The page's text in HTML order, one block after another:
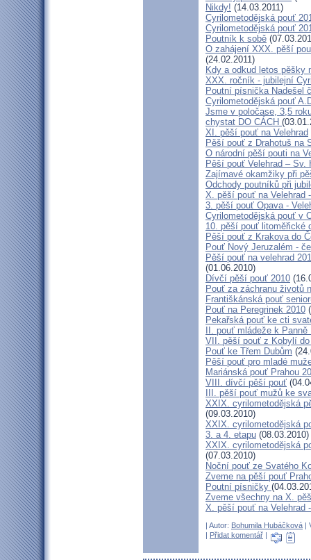
Nikdy! (14.03.2011)
Cyrilometodějská pouť
Cyrilometodějská pouť
Poutník k sobě
O zahájení XXX. pěší
(24.02.2011)
Kdy a odkud letos pěšky
XXX. ročník - jubilejní
Poutní písnička Nadešel
Cyrilometodějská pouť
Jsme v poločase, 3,5
chystat DO CÁCH
XI. pěší pouť na Velehrad
Pěší pouť z Drahotuš na
O národní pěší pouti na
Pěší pouť Velehrad – Sv.
Zajímavé okamžiky při
Odchody poutníků při
X. pěší pouť na Velehrad
3. pěší pouť Opava -
Cyrilometodějská pouť v
10. pěší pouť litoměřické
Pěší pouť z Krakova do
Pouť Nový Jeruzalém -
Pěší pouť na velehrad
(01.06.2010)
Dívčí pěší pouť 2010
Pouť za záchranu životů
Františkánská pouť
Pouť na Peregrinek 2010
Pekařská pouť ke cti
II. pouť mládeže k
VII. pěší pouť z Kobylí
Pouť ke Třem Dubům
Pěší pouť pro mladé
Mariánská pouť Prahou
VIII. dívčí pěší pouť
III. pěší pouť mužů ke
XXIX. cyrilometodějská
(09.03.2010)
XXIX. cyrilometodějská
3. a 4. etapu (08.03.2010)
XXIX. cyrilometodějská
(07.03.2010)
Noční pouť ze Svatého
Zveme na pěší pouť
Poutní písničky
Zveme všechny na X.
X. pěší pouť na Velehrad
| Autor: Bohumila Hubáčková |
| Přidat komentář |